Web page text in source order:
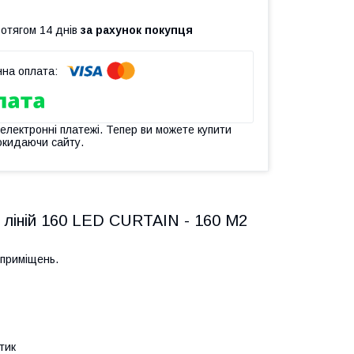
14 днів за рахунок покупця
платежі. Тепер ви можете купити
сайту.
160 LED CURTAIN - 160 M2